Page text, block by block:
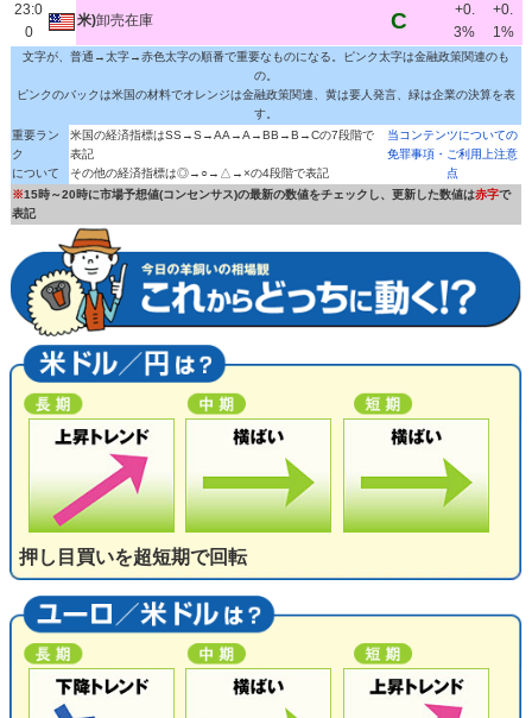
23:0
0
米)卸売在庫 C
+0.
3%
+0.
1%
文字が、普通→太字→赤色太字の順番で重要なものになる。ピンク太字は金融政策関連のも
の。
ピンクのバックは米国の材料でオレンジは金融政策関連、黄は要人発言、緑は企業の決算を表
す。
重要ラン
ク
について
米国の経済指標はSS→S→AA→A→BB→B→Cの7段階で
表記
その他の経済指標は◎→○→△→×の4段階で表記
当コンテンツについての
免罪事項・ご利用上注意
点
※15時～20時に市場予想値(コンセンサス)の最新の数値をチェックし、更新した数値は赤字で
表記
押し目買いを超短期で回転